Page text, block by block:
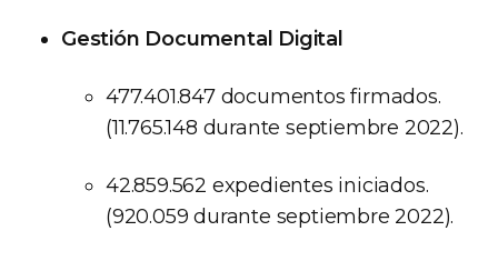
Gestión Documental Digital
477.401.847 documentos firmados.
(11.765.148 durante septiembre 2022).
42.859.562 expedientes iniciados.
(920.059 durante septiembre 2022).